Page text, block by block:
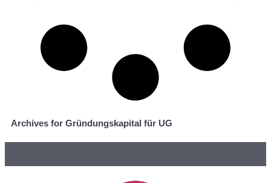
Archives for Gründungskapital für UG